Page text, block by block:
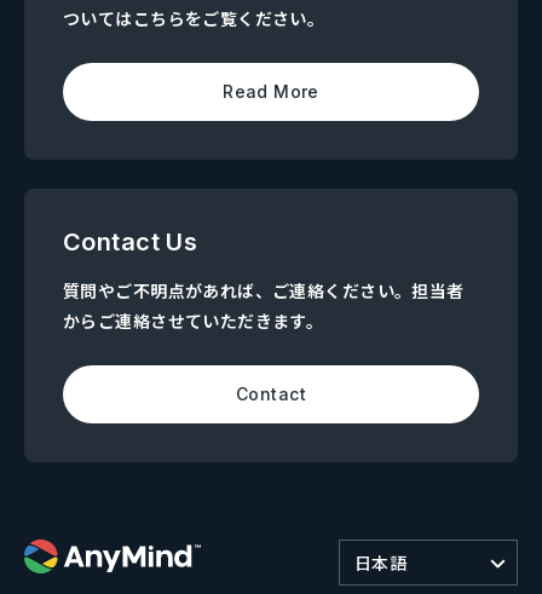
ついてはこちらをご覧ください。
Read More
Contact Us
質問やご不明点があれば、ご連絡ください。担当者
からご連絡させていただきます。
Contact
日本語